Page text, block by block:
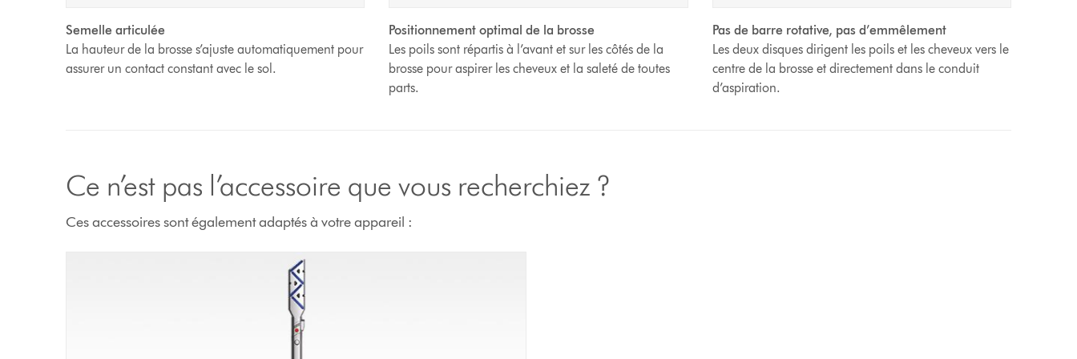
Semelle articulée
La hauteur de la brosse s’ajuste automatiquement pour
assurer un contact constant avec le sol.
Positionnement optimal de la brosse
Les poils sont répartis à l’avant et sur les côtés de la
brosse pour aspirer les cheveux et la saleté de toutes
parts.
Pas de barre rotative, pas d’emmêlement
Les deux disques dirigent les poils et les cheveux vers le
centre de la brosse et directement dans le conduit
d’aspiration.
Ce n’est pas l’accessoire que vous recherchiez ?
Ces accessoires sont également adaptés à votre appareil :